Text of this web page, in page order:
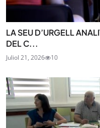
LA SEU D’URGELL
DEL C...
Juliol 21, 2026 10